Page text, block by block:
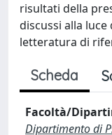
risultati della
discussi alla
letteratura di
Scheda
Facoltà/
Dipartimento di